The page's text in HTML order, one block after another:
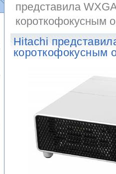
представила
короткофокусным
Hitachi
короткофокусным